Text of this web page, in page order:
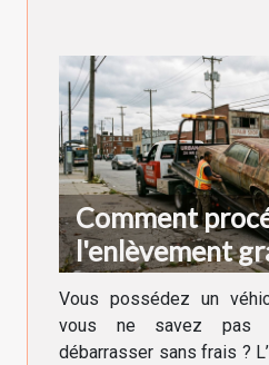
Comment
l'enlèvement
véhicule hors
Vous possédez un
vous ne savez pas
débarrasser sans frais ?